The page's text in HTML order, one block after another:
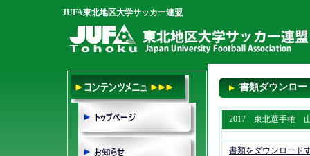
JUFA東北地区大学サッカー連盟
書類ダウンロー
2017 東北選手権 山
書類をダウンロード